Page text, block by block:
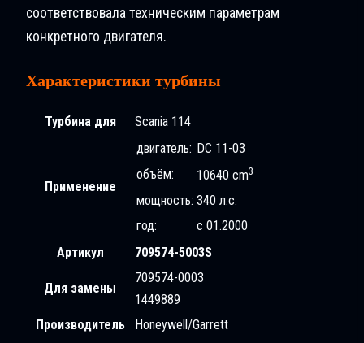
соответствовала техническим параметрам
конкретного двигателя.
Характеристики турбины
Турбина для Scania 114
Применение
двигатель: DC 11-03
объём:
10640 cm3
мощность: 340 л.с.
год:
с 01.2000
Артикул
709574-5003S
Для замены
709574-0003
1449889
Производитель
Honeywell/Garrett